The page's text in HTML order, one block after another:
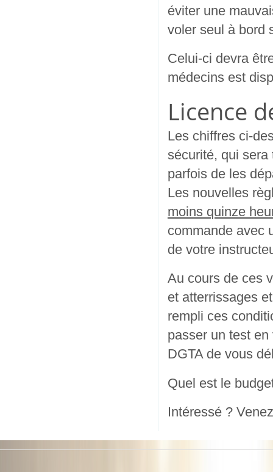
éviter une
voler seul à bord
Celui-ci devra
médecins est
Licence
Les chiffres ci-
sécurité, qui
parfois de les
Les nouvelles
moins quinze
commande avec
de votre
Au cours de ces
et atterrissages
rempli ces
passer un test
DGTA de vous
Quel est le
Intéressé ?